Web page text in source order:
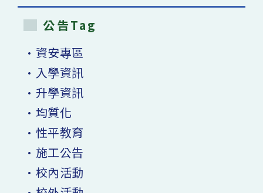
公告Tag
•資安專區
•入學資訊
•升學資訊
•均質化
•性平教育
•施工公告
•校內活動